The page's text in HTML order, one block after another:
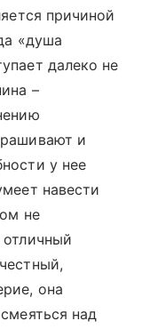
причиной
«душа
далеко не
–
и
у нее
навести
не
она
над